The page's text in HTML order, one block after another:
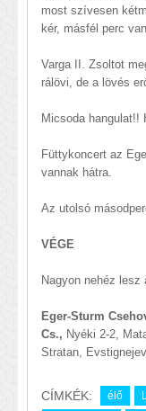
most szívesen
kér, másfél perc
Varga II. Zsoltot
rálövi, de a lövés
Micsoda hangulat!!
Füttykoncert az
vannak hátra.
Az utolsó
VÉGE
Nagyon nehéz lesz
Eger-Sturm
Cs., Nyéki 2-2,
Stratan,
CÍMKÉK: élő